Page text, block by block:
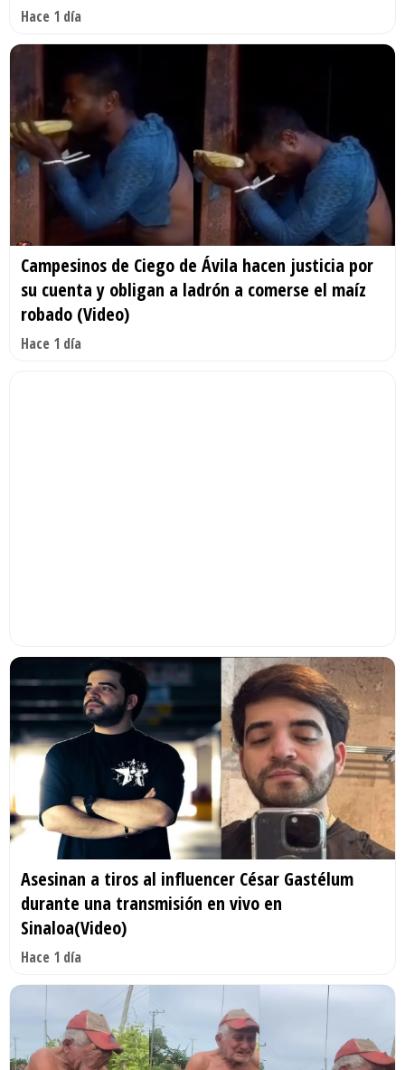
Hace 1 día
Campesinos de Ciego de Ávila hacen justicia por
su cuenta y obligan a ladrón a comerse el maíz
robado (Video)
Hace 1 día
Asesinan a tiros al influencer César Gastélum
durante una transmisión en vivo en
Sinaloa(Video)
Hace 1 día